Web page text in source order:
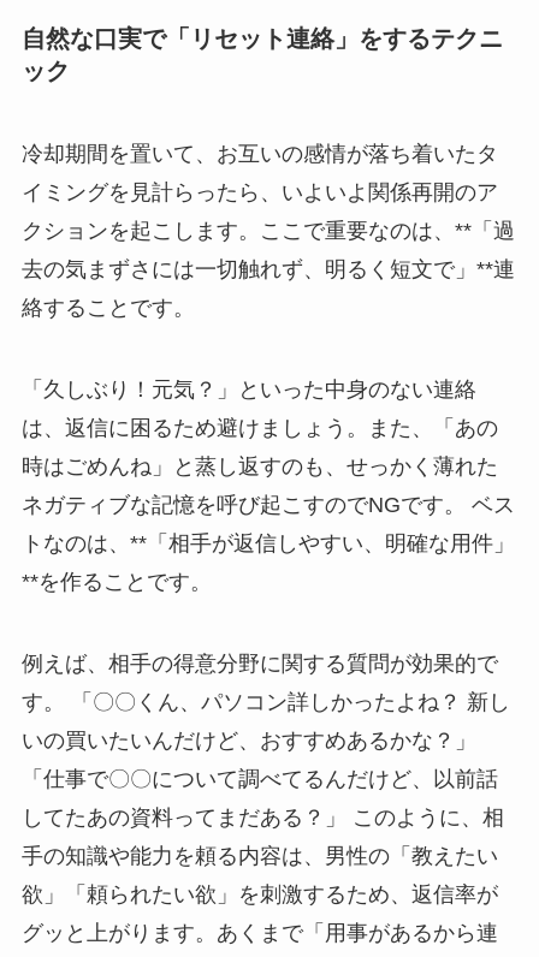
自然な口実で「リセット連絡」をするテクニ
ック
冷却期間を置いて、お互いの感情が落ち着いたタ
イミングを見計らったら、いよいよ関係再開のア
クションを起こします。ここで重要なのは、**「過
去の気まずさには一切触れず、明るく短文で」**連
絡することです。
「久しぶり！元気？」といった中身のない連絡
は、返信に困るため避けましょう。また、「あの
時はごめんね」と蒸し返すのも、せっかく薄れた
ネガティブな記憶を呼び起こすのでNGです。 ベス
トなのは、**「相手が返信しやすい、明確な用件」
**を作ることです。
例えば、相手の得意分野に関する質問が効果的で
す。 「〇〇くん、パソコン詳しかったよね？ 新し
いの買いたいんだけど、おすすめあるかな？」
「仕事で〇〇について調べてるんだけど、以前話
してたあの資料ってまだある？」 このように、相
手の知識や能力を頼る内容は、男性の「教えたい
欲」「頼られたい欲」を刺激するため、返信率が
グッと上がります。あくまで「用事があるから連